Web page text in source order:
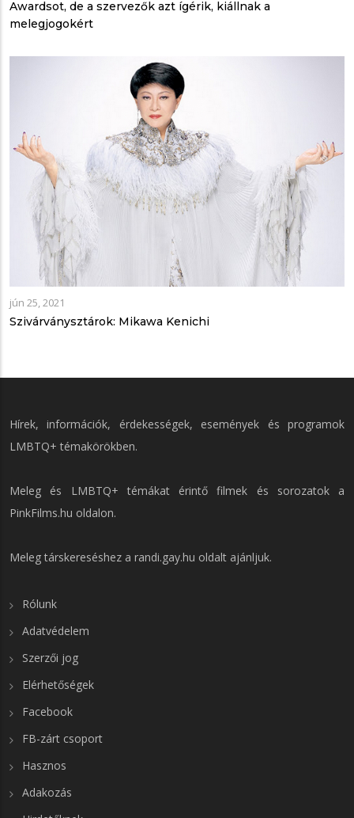
Awardsot, de a szervezők azt ígérik, kiállnak a
melegjogokért
jún 25, 2021
Szivárványsztárok: Mikawa Kenichi
Hírek, információk, érdekességek, események és programok
LMBTQ+ témakörökben.
Meleg és LMBTQ+ témákat érintő filmek és sorozatok a
PinkFilms.hu oldalon.
Meleg társkereséshez a randi.gay.hu oldalt ajánljuk.
Rólunk
Adatvédelem
Szerzői jog
Elérhetőségek
Facebook
FB-zárt csoport
Hasznos
Adakozás